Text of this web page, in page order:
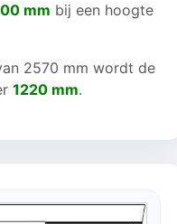
mm bij een hoogte
2570 mm wordt de
1220 mm.